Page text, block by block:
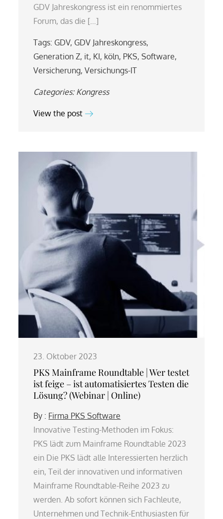
GDV Jahreskongress ist ein renommiertes
Forum, das die […]
Tags: GDV, GDV Jahreskongress,
Generation Z, it, KI, köln, PKS,Software,
Versicherung,Versichungs-IT
Categories: Kongress
View the post
23. Oktober 2023
PKS Mainframe Roundtable | Wer testet
ist feige – ist automatisiertes Testen die
Lösung? (Webinar | Online)
By : Firma PKS Software
Innovative Testing-Methoden im Fokus:
PKS lädt zum Mainframe Roundtable 2023
ein Die PKS lädt alle Interessierten herzlich
ein, Teil der innovativen und informativen
Mainframe Roundtable-Reihe 2023 zu
werden. Ab sofort können sich Fachleute,
Unternehmen und Technik-Enthusiasten für